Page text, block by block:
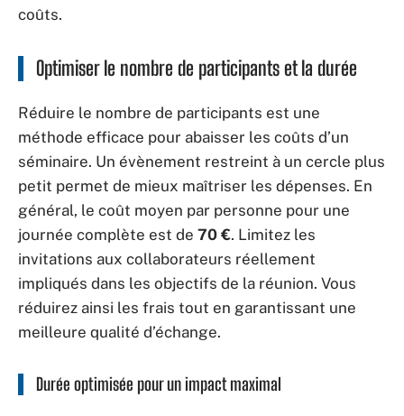
coûts.
Optimiser le nombre de participants et la durée
Réduire le nombre de participants est une
méthode efficace pour abaisser les coûts d’un
séminaire. Un évènement restreint à un cercle plus
petit permet de mieux maîtriser les dépenses. En
général, le coût moyen par personne pour une
journée complète est de 70 €. Limitez les
invitations aux collaborateurs réellement
impliqués dans les objectifs de la réunion. Vous
réduirez ainsi les frais tout en garantissant une
meilleure qualité d’échange.
Durée optimisée pour un impact maximal